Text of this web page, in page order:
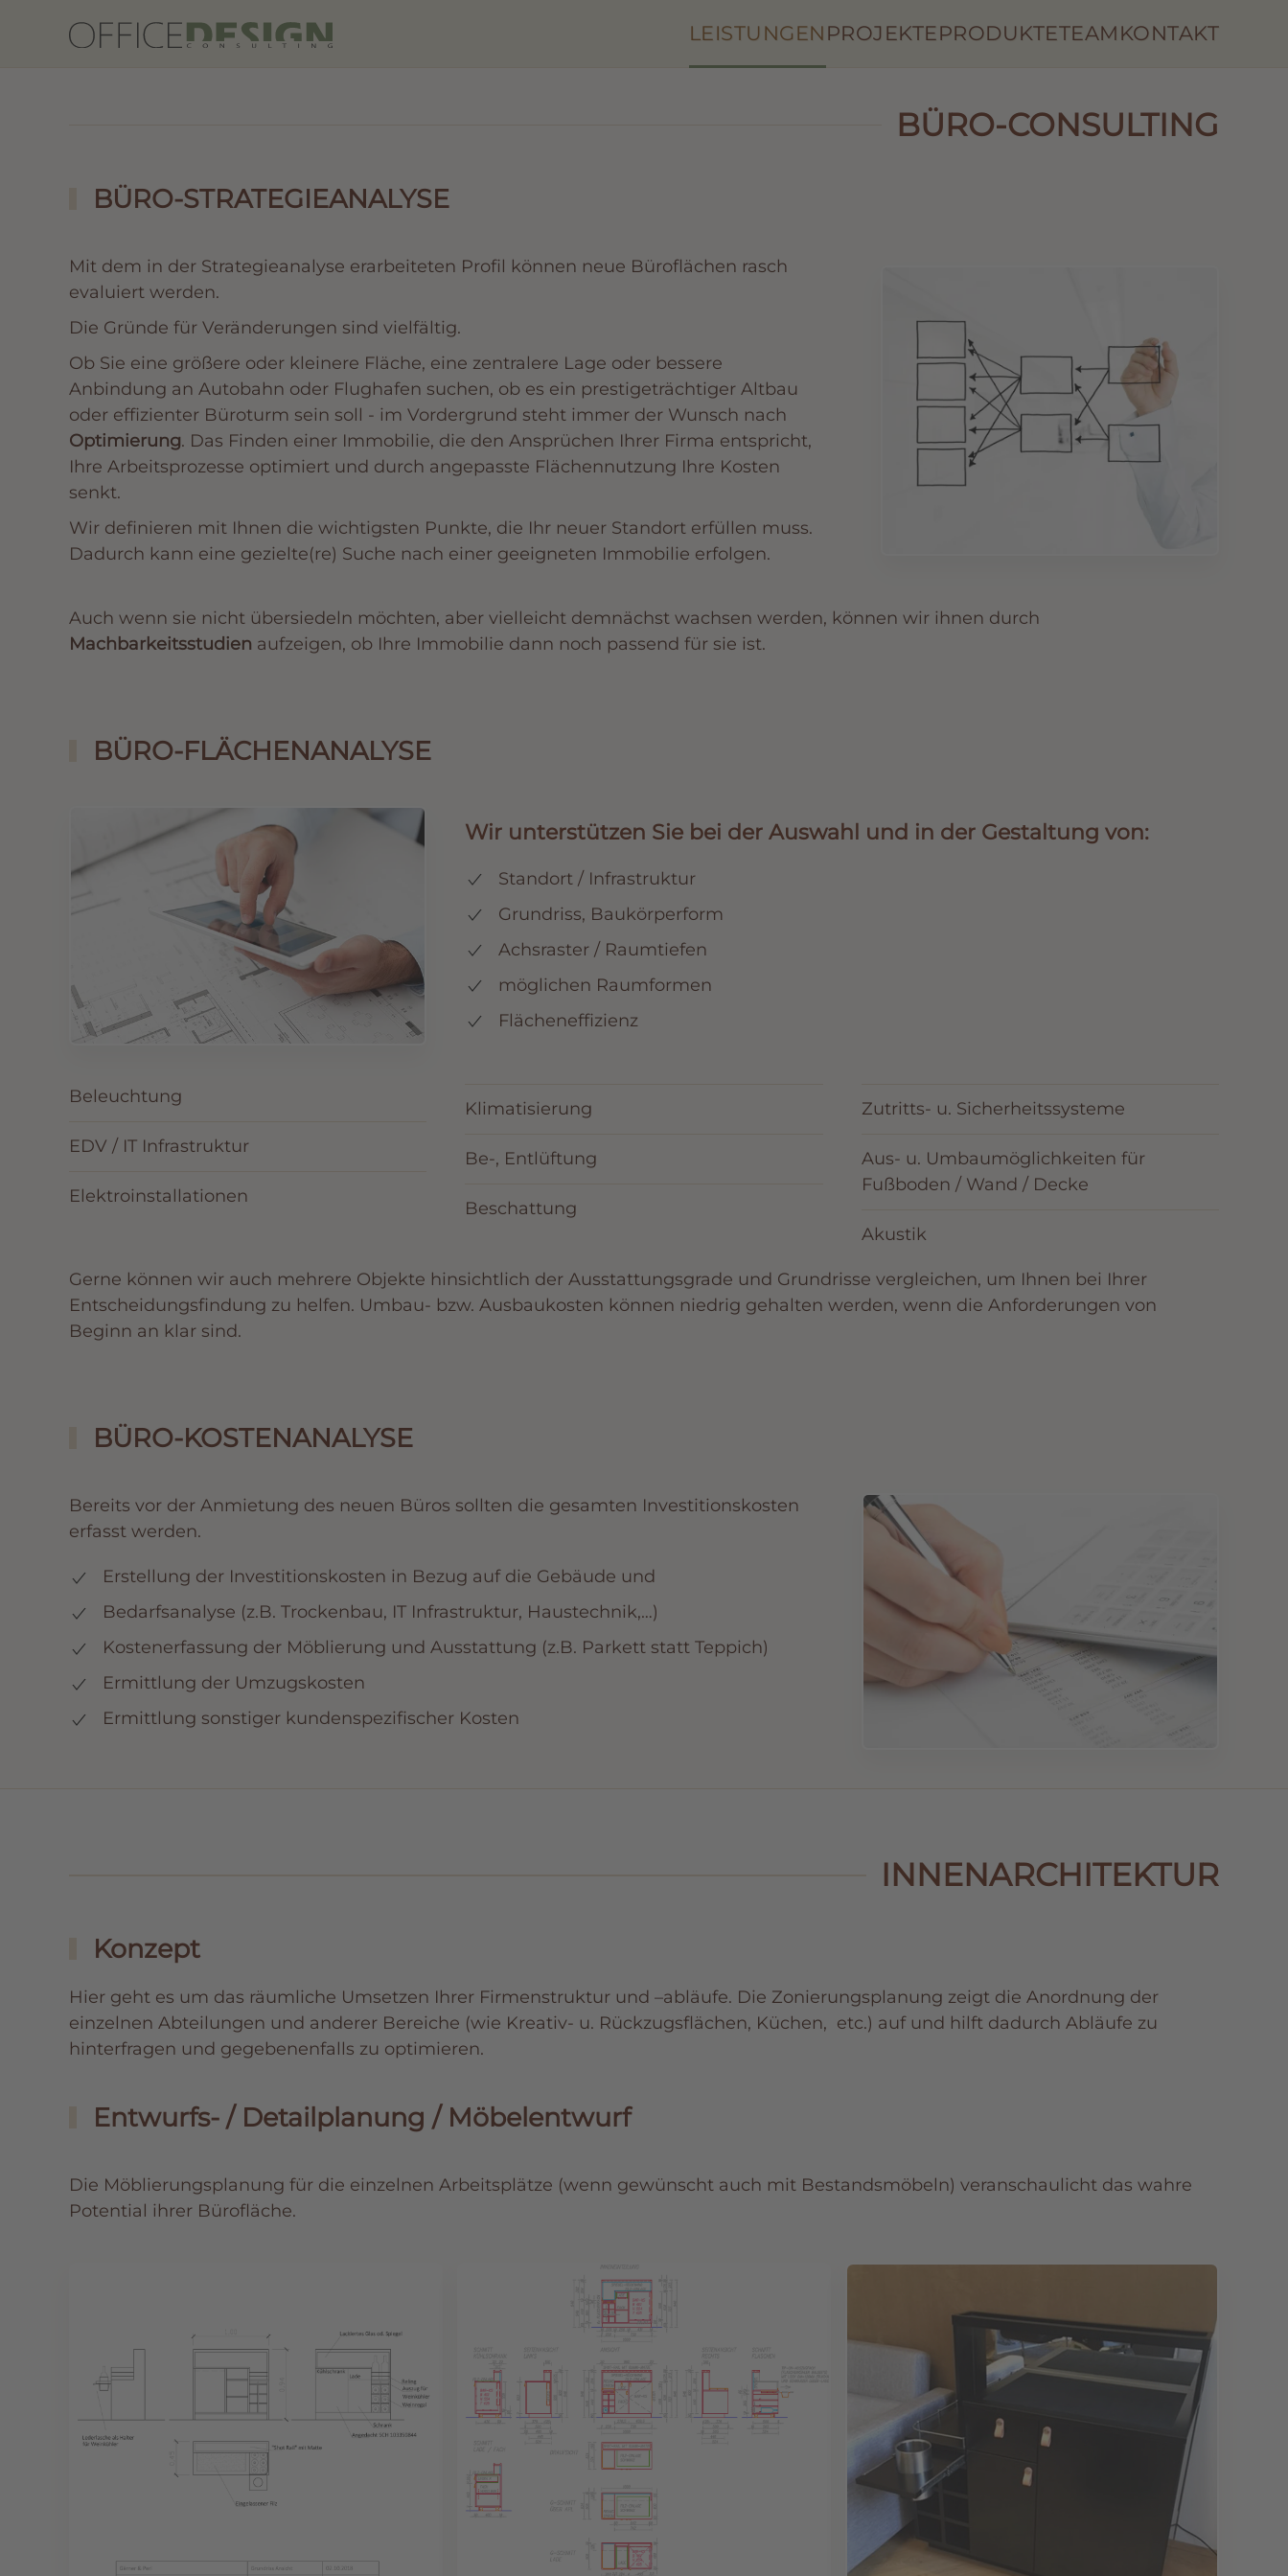
LEISTUNGEN PROJEKTEPRODUKTETEAM KONTAKT
BÜRO-CONSULTING
BÜRO-STRATEGIEANALYSE
Mit dem in der Strategieanalyse erarbeiteten Profil können neue Büroflächen rasch
evaluiert werden.
Die Gründe für Veränderungen sind vielfältig.
Ob Sie eine größere oder kleinere Fläche, eine zentralere Lage oder bessere
Anbindung an Autobahn oder Flughafen suchen, ob es ein prestigeträchtiger Altbau
oder effizienter Büroturm sein soll - im Vordergrund steht immer der Wunsch nach
Optimierung. Das Finden einer Immobilie, die den Ansprüchen Ihrer Firma entspricht,
Ihre Arbeitsprozesse optimiert und durch angepasste Flächennutzung Ihre Kosten
senkt.
Wir definieren mit Ihnen die wichtigsten Punkte, die Ihr neuer Standort erfüllen muss.
Dadurch kann eine gezielte(re) Suche nach einer geeigneten Immobilie erfolgen.
Auch wenn sie nicht übersiedeln möchten, aber vielleicht demnächst wachsen werden, können wir ihnen durch
Machbarkeitsstudien aufzeigen, ob Ihre Immobilie dann noch passend für sie ist.
BÜRO-FLÄCHENANALYSE
Wir unterstützen Sie bei der Auswahl und in der Gestaltung von:
Standort / Infrastruktur
Grundriss, Baukörperform
Achsraster / Raumtiefen
möglichen Raumformen
Flächeneffizienz
Beleuchtung
EDV / IT Infrastruktur
Elektroinstallationen
Klimatisierung
Be-, Entlüftung
Beschattung
Zutritts- u. Sicherheitssysteme
Aus- u. Umbaumöglichkeiten für
Fußboden / Wand / Decke
Akustik
Gerne können wir auch mehrere Objekte hinsichtlich der Ausstattungsgrade und Grundrisse vergleichen, um Ihnen bei Ihrer
Entscheidungsfindung zu helfen. Umbau- bzw. Ausbaukosten können niedrig gehalten werden, wenn die Anforderungen von
Beginn an klar sind.
BÜRO-KOSTENANALYSE
Bereits vor der Anmietung des neuen Büros sollten die gesamten Investitionskosten
erfasst werden.
Erstellung der Investitionskosten in Bezug auf die Gebäude und
Bedarfsanalyse (z.B. Trockenbau, IT Infrastruktur, Haustechnik,…)
Kostenerfassung der Möblierung und Ausstattung (z.B. Parkett statt Teppich)
Ermittlung der Umzugskosten
Ermittlung sonstiger kundenspezifischer Kosten
INNENARCHITEKTUR
Konzept
Hier geht es um das räumliche Umsetzen Ihrer Firmenstruktur und –abläufe. Die Zonierungsplanung zeigt die Anordnung der
einzelnen Abteilungen und anderer Bereiche (wie Kreativ- u. Rückzugsflächen, Küchen, etc.) auf und hilft dadurch Abläufe zu
hinterfragen und gegebenenfalls zu optimieren.
Entwurfs- / Detailplanung / Möbelentwurf
Die Möblierungsplanung für die einzelnen Arbeitsplätze (wenn gewünscht auch mit Bestandsmöbeln) veranschaulicht das wahre
Potential ihrer Bürofläche.
🔍 🔍